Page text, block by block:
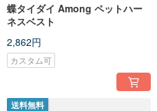
蝶タイダイ Among ペットハー
ネスベスト
2,862円
カスタム可
送料無料